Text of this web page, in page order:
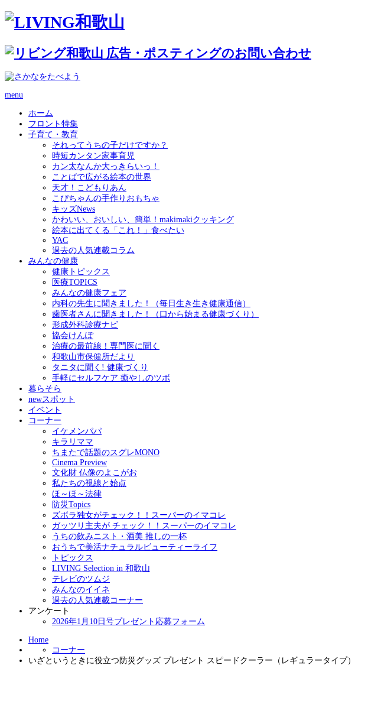
menu
ホーム
フロント特集
子育て・教育
それってうちの子だけですか？
時短カンタン家事育児
カン太なんか大っきらいっ！
ことばで広がる絵本の世界
天才！こどもりあん
こぴちゃんの手作りおもちゃ
キッズNews
かわいい、おいしい、簡単！makimakiクッキング
絵本に出てくる「これ！」食べたい
YAC
過去の人気連載コラム
みんなの健康
健康トピックス
医療TOPICS
みんなの健康フェア
内科の先生に聞きました！（毎日生き生き健康通信）
歯医者さんに聞きました！（口から始まる健康づくり）
形成外科診療ナビ
協会けんぽ
治療の最前線！専門医に聞く
和歌山市保健所だより
タニタに聞く! 健康づくり
手軽にセルフケア 癒やしのツボ
暮らそら
newスポット
イベント
コーナー
イケメンパパ
キラリママ
ちまたで話題のスグレMONO
Cinema Preview
文化財 仏像のよこがお
私たちの視線と始点
ほ～ほ～法律
防災Topics
ズボラ独女がチェック！！スーパーのイマコレ
ガッツリ主夫が チェック！！スーパーのイマコレ
うちの飲みニスト・酒美 推しの一杯
おうちで美活ナチュラルビューティーライフ
トピックス
LIVING Selection in 和歌山
テレビのツムジ
みんなのイイネ
過去の人気連載コーナー
アンケート
2026年1月10日号プレゼント応募フォーム
Home
コーナー
いざというときに役立つ防災グッズ プレゼント スピードクーラー（レギュラータイプ）